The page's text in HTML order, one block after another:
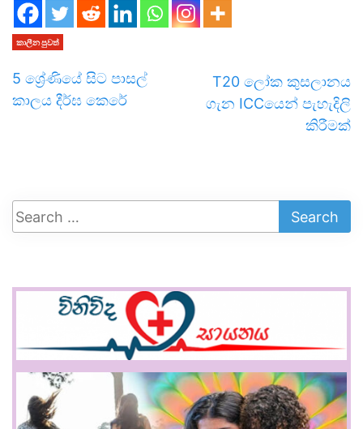
කාලීන පුවත්
5 ශ්‍රේණියේ සිට පාසල්
කාලය දීර්ඝ කෙරේ
T20 ලෝක කුසලානය
ගැන ICCයෙන් පැහැදිලි
කිරීමක්